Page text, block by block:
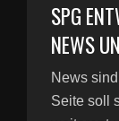
SPG
NEWS
News
Seite soll